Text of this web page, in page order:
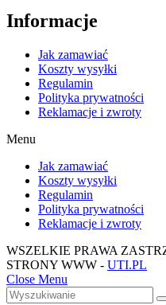
Informacje
Jak zamawiać
Koszty wysyłki
Regulamin
Polityka prywatności
Reklamacje i zwroty
Menu
Jak zamawiać
Koszty wysyłki
Regulamin
Polityka prywatności
Reklamacje i zwroty
WSZELKIE PRAWA
STRONY WWW - UTI.PL
Close Menu